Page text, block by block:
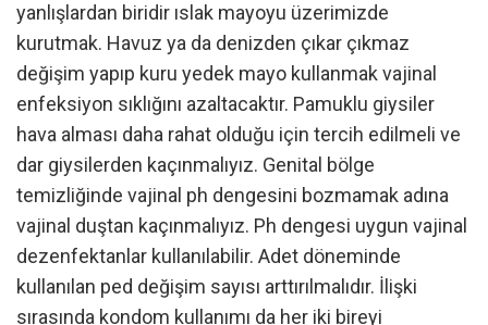
yanlışlardan biridir ıslak mayoyu üzerimizde
kurutmak. Havuz ya da denizden çıkar çıkmaz
değişim yapıp kuru yedek mayo kullanmak vajinal
enfeksiyon sıklığını azaltacaktır. Pamuklu giysiler
hava alması daha rahat olduğu için tercih edilmeli ve
dar giysilerden kaçınmalıyız. Genital bölge
temizliğinde vajinal ph dengesini bozmamak adına
vajinal duştan kaçınmalıyız. Ph dengesi uygun vajinal
dezenfektanlar kullanılabilir. Adet döneminde
kullanılan ped değişim sayısı arttırılmalıdır. İlişki
sırasında kondom kullanımı da her iki bireyi